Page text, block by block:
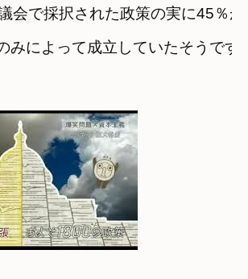
会で採択された政策の実に45％が
みによって成立していたそうです